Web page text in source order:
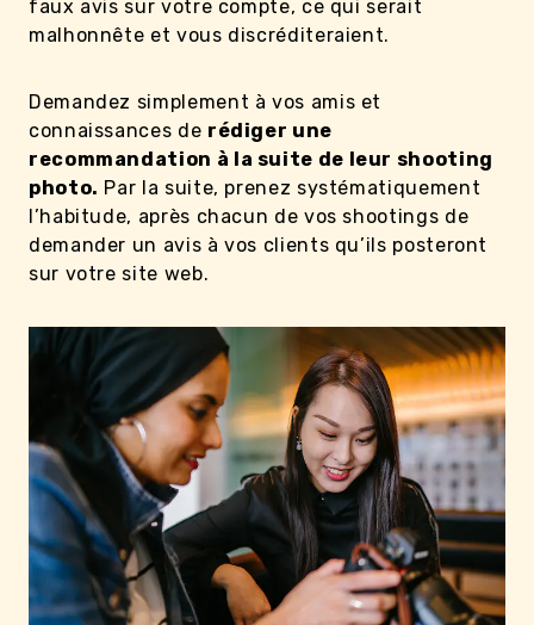
faux avis sur votre compte, ce qui serait
malhonnête et vous discréditeraient.
Demandez simplement à vos amis et
connaissances de rédiger une
recommandation à la suite de leur shooting
photo. Par la suite, prenez systématiquement
l’habitude, après chacun de vos shootings de
demander un avis à vos clients qu’ils posteront
sur votre site web.